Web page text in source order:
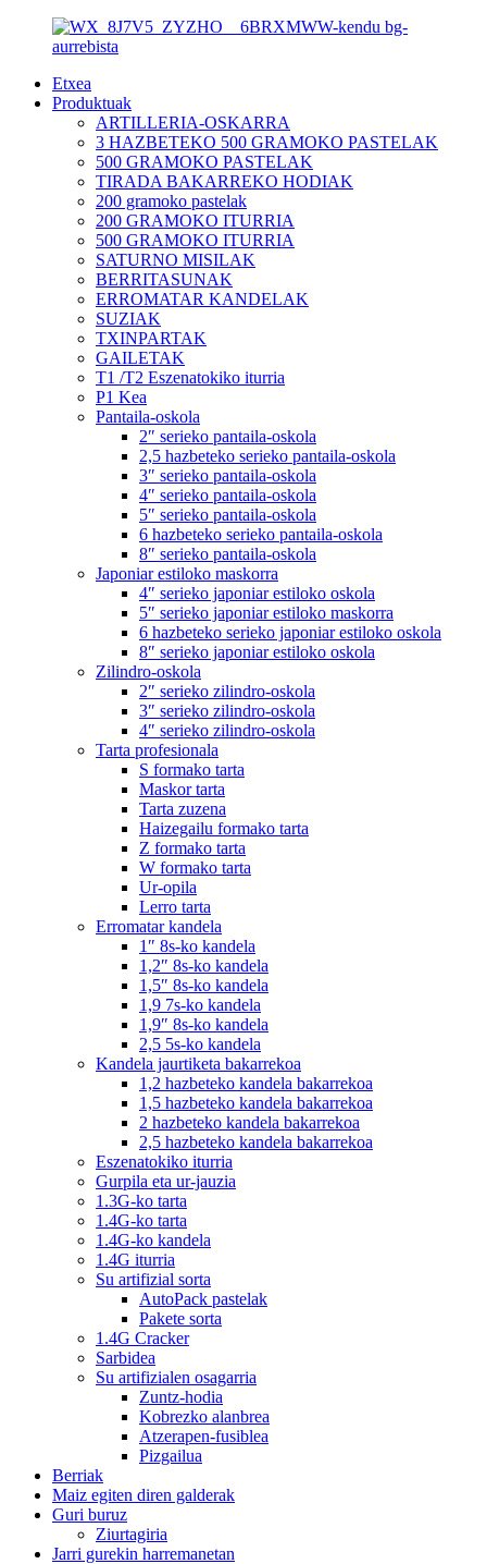
Etxea
Produktuak
ARTILLERIA-OSKARRA
3 HAZBETEKO 500 GRAMOKO PASTELAK
500 GRAMOKO PASTELAK
TIRADA BAKARREKO HODIAK
200 gramoko pastelak
200 GRAMOKO ITURRIA
500 GRAMOKO ITURRIA
SATURNO MISILAK
BERRITASUNAK
ERROMATAR KANDELAK
SUZIAK
TXINPARTAK
GAILETAK
T1 /T2 Eszenatokiko iturria
P1 Kea
Pantaila-oskola
2″ serieko pantaila-oskola
2,5 hazbeteko serieko pantaila-oskola
3″ serieko pantaila-oskola
4″ serieko pantaila-oskola
5″ serieko pantaila-oskola
6 hazbeteko serieko pantaila-oskola
8″ serieko pantaila-oskola
Japoniar estiloko maskorra
4″ serieko japoniar estiloko oskola
5″ serieko japoniar estiloko maskorra
6 hazbeteko serieko japoniar estiloko oskola
8″ serieko japoniar estiloko oskola
Zilindro-oskola
2″ serieko zilindro-oskola
3″ serieko zilindro-oskola
4″ serieko zilindro-oskola
Tarta profesionala
S formako tarta
Maskor tarta
Tarta zuzena
Haizegailu formako tarta
Z formako tarta
W formako tarta
Ur-opila
Lerro tarta
Erromatar kandela
1″ 8s-ko kandela
1,2″ 8s-ko kandela
1,5″ 8s-ko kandela
1,9 7s-ko kandela
1,9″ 8s-ko kandela
2,5 5s-ko kandela
Kandela jaurtiketa bakarrekoa
1,2 hazbeteko kandela bakarrekoa
1,5 hazbeteko kandela bakarrekoa
2 hazbeteko kandela bakarrekoa
2,5 hazbeteko kandela bakarrekoa
Eszenatokiko iturria
Gurpila eta ur-jauzia
1.3G-ko tarta
1.4G-ko tarta
1.4G-ko kandela
1.4G iturria
Su artifizial sorta
AutoPack pastelak
Pakete sorta
1.4G Cracker
Sarbidea
Su artifizialen osagarria
Zuntz-hodia
Kobrezko alanbrea
Atzerapen-fusiblea
Pizgailua
Berriak
Maiz egiten diren galderak
Guri buruz
Ziurtagiria
Jarri gurekin harremanetan